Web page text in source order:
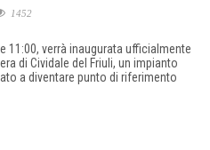
1452
11:00, verrà inaugurata ufficialmente
di Cividale del Friuli, un impianto
a diventare punto di riferimento